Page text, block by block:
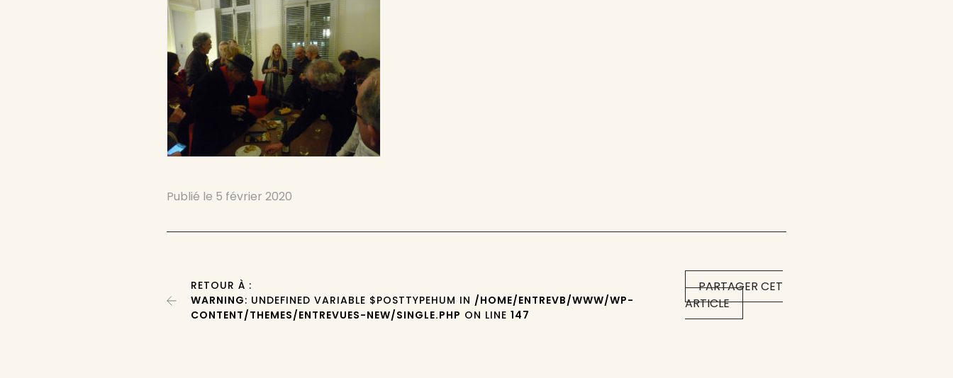
Publié le 5 février 2020
PARTAGER CET
ARTICLE
RETOUR À :
WARNING: UNDEFINED VARIABLE $POSTTYPEHUM IN /HOME/ENTREVB/WWW/WP-
CONTENT/THEMES/ENTREVUES-NEW/SINGLE.PHP ON LINE147